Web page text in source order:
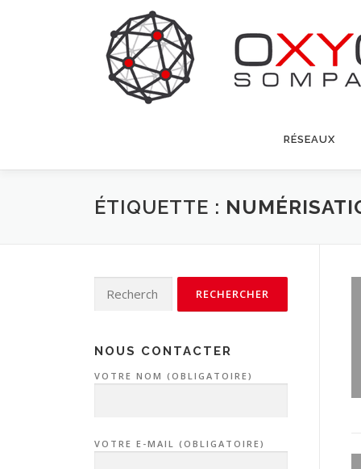
RÉSEAUX
ÉTIQUETTE :
NOUS CONTACTER
VOTRE NOM (OBLIGATOIRE)
VOTRE E-MAIL (OBLIGATOIRE)